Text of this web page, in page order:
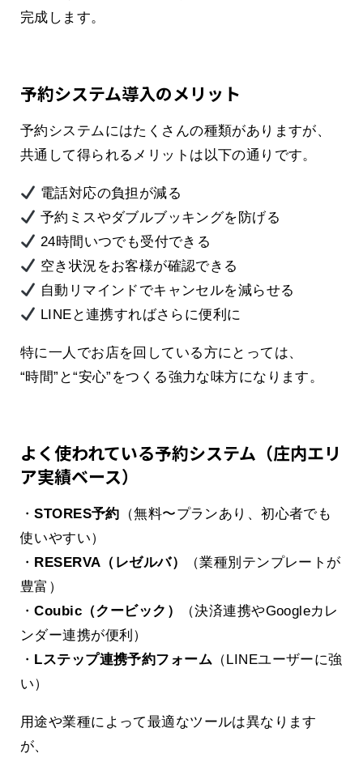
完成します。
予約システム導入のメリット
予約システムにはたくさんの種類がありますが、
共通して得られるメリットは以下の通りです。
電話対応の負担が減る
予約ミスやダブルブッキングを防げる
24時間いつでも受付できる
空き状況をお客様が確認できる
自動リマインドでキャンセルを減らせる
LINEと連携すればさらに便利に
特に一人でお店を回している方にとっては、
“時間”と“安心”をつくる強力な味方になります。
よく使われている予約システム（庄内エリ
ア実績ベース）
・STORES予約 （無料〜プランあり、初心者でも
使いやすい）
・ RESERVA（レゼルバ）
（業種別テンプレートが
豊富）
・Coubic（クービック）
（決済連携やGoogleカレ
ンダー連携が便利）
・ Lステップ連携予約フォーム（LINEユーザーに強
い）
用途や業種によって最適なツールは異なります
が、